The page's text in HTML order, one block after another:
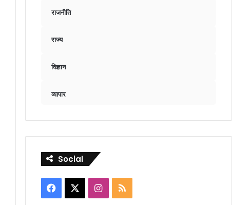
राजनीति
राज्य
विज्ञान
व्यापार
Social
Facebook Instagram
RSS